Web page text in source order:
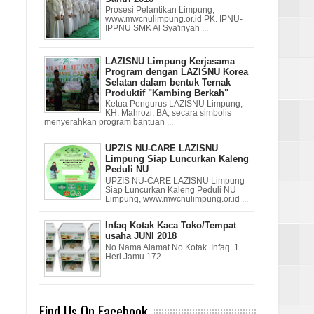
Prosesi Pelantikan Limpung,
www.mwcnulimpung.or.id PK. IPNU-
IPPNU SMK Al Sya'iriyah ...
LAZISNU Limpung Kerjasama
Program dengan LAZISNU Korea
Selatan dalam bentuk Ternak
Produktif "Kambing Berkah"
Ketua Pengurus LAZISNU Limpung,
KH. Mahrozi, BA, secara simbolis
menyerahkan program bantuan ...
UPZIS NU-CARE LAZISNU
Limpung Siap Luncurkan Kaleng
Peduli NU
UPZIS NU-CARE LAZISNU Limpung
Siap Luncurkan Kaleng Peduli NU
Limpung, www.mwcnulimpung.or.id ...
Infaq Kotak Kaca Toko/Tempat
usaha JUNI 2018
No Nama Alamat No.Kotak Infaq 1
Heri Jamu 172 ...